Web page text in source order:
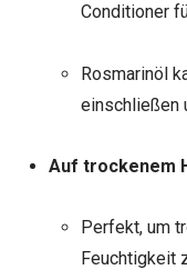
Conditioner
Rosmarinöl
einschließen
Auf trockenem
Perfekt, um
Feuchtigkeit